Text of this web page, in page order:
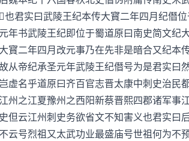
君实曰武陵王纪本传大寳二年四月纪僭
年书武陵王纪即位于蜀道原曰南史简文
寳二年四月改元事乃在先非是暗合又纪
从帝纪承圣元年武陵王纪僭号为是君实
虚名乎道原曰齐百官志晋太康中刺史治
州之江夏豫州之西阳新蔡晋熙四郡诸军
但云江州刺史务欲省文不知害义也君实
云号烈祖又太武功业最盛庙号世祖何为